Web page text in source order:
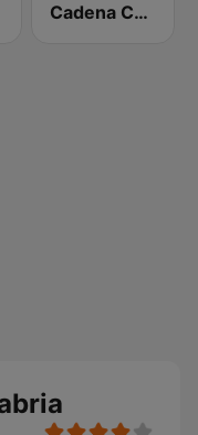
Cadena COPE Bilbao